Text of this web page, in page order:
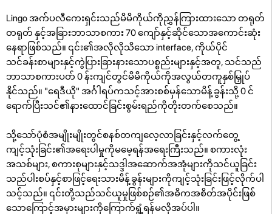
Lingo အက်ပလီကေးရှင်းသည်မိမိကိုယ်ကိုညွှန်ကြားထားသော တရုတ်
တရုတ် နှင့်အခြားဘာသာစကား 70 ကျော်နှင့်ဆိုင်သောအကောင်းဆုံး
နေရာဖြစ်သည်။ ၎င်း၏အလိုလိုသိသော interface, ကိုယ်ပိုင်
သင်ခန်းစာများနှင့်ကွဲပြားခြားနားသောပစ္စည်းများနှင့်အတူ, သင်သည်
ဘာသာစကားပတ် 0 န်းကျင်တွင်မိမိကိုယ်ကိုအလွယ်တကူနှစ်မြှုပ်
နိုင်သည်။ "ရေဒီယို" အင်္ဂါရပ်ကသင့်အားစစ်မှန်သောမိန့်ခွန်းသို့ 0 င်
ရောက်ပြီးသင်၏နားထောင်ခြင်းစွမ်းရည်ကိုတိုးတက်စေသည်။
သို့သော်ပုံစံအမျိုးမျိုးတွင်စနစ်တကျလေ့လာခြင်းနှင့်လက်တွေ့
ကျင့်သုံးခြင်း၏အရေးပါမှုကိုမမေ့ရန်အရေးကြီးသည်။ စကားလုံး
အသစ်များ, စကားစုများနှင့်သဒ္ဒါအဆောက်အအုံများကိုသင်ယူခြင်း
သည်ပါးစပ်နှင့်စာဖြင့်ရေးသားမိန့်ခွန်းများကိုကျင့်သုံးခြင်းဖြင့်လိုက်ပါ
သင့်သည်။ ၎င်းတို့သည်သင်ယူမှုဖြစ်စဉ်၏အဓိကအစိတ်အပိုင်းဖြစ်
သောကြောင့်အမှားများကိုကြောက်ရွံ့ရန်မလိုအပ်ပါ။